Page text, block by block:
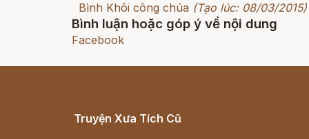
Bình Khôi công chúa (Tạo lúc: 08/03/2015)
Bình luận hoặc góp ý về nội dung
Facebook
Truyện Xưa Tích Cũ